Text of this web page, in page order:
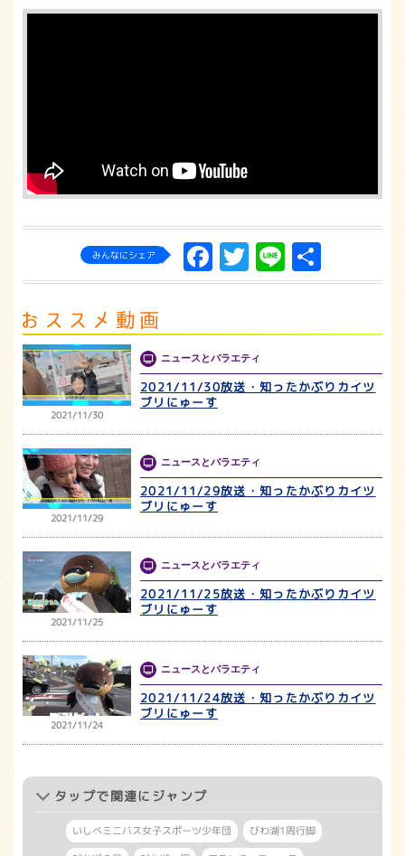
みんなにシェア Facebook
Twitter
Line
有
2021/11/30
ニュースとバラエティ
2021/11/30放送・知ったかぶりカイツ
ブリにゅーす
2021/11/29
ニュースとバラエティ
2021/11/29放送・知ったかぶりカイツ
ブリにゅーす
2021/11/25
ニュースとバラエティ
2021/11/25放送・知ったかぶりカイツ
ブリにゅーす
2021/11/24
ニュースとバラエティ
2021/11/24放送・知ったかぶりカイツ
ブリにゅーす
タップで関連にジャンプ
いしべミニバス女子スポーツ少年団
びわ湖1周行脚